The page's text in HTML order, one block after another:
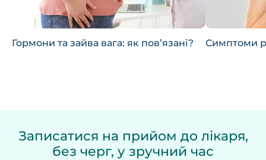
Гормони та зайва вага: як пов’язані? Симптоми
Записатися на прийом до лікаря,
без черг, у зручний час